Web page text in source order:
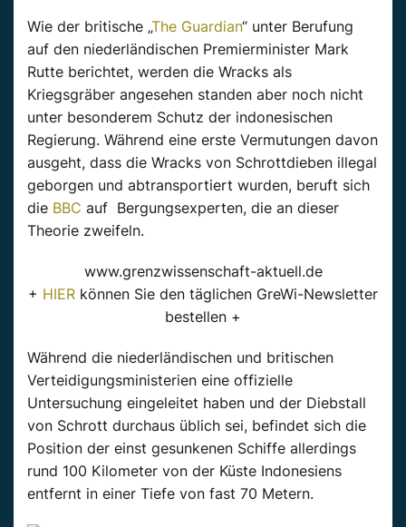
Wie der britische „The Guardian“ unter Berufung
auf den niederländischen Premierminister Mark
Rutte berichtet, werden die Wracks als
Kriegsgräber angesehen standen aber noch nicht
unter besonderem Schutz der indonesischen
Regierung. Während eine erste Vermutungen davon
ausgeht, dass die Wracks von Schrottdieben illegal
geborgen und abtransportiert wurden, beruft sich
die BBC auf Bergungsexperten, die an dieser
Theorie zweifeln.
www.grenzwissenschaft-aktuell.de
+ HIER können Sie den täglichen GreWi-Newsletter
bestellen +
Während die niederländischen und britischen
Verteidigungsministerien eine offizielle
Untersuchung eingeleitet haben und der Diebstall
von Schrott durchaus üblich sei, befindet sich die
Position der einst gesunkenen Schiffe allerdings
rund 100 Kilometer von der Küste Indonesiens
entfernt in einer Tiefe von fast 70 Metern.